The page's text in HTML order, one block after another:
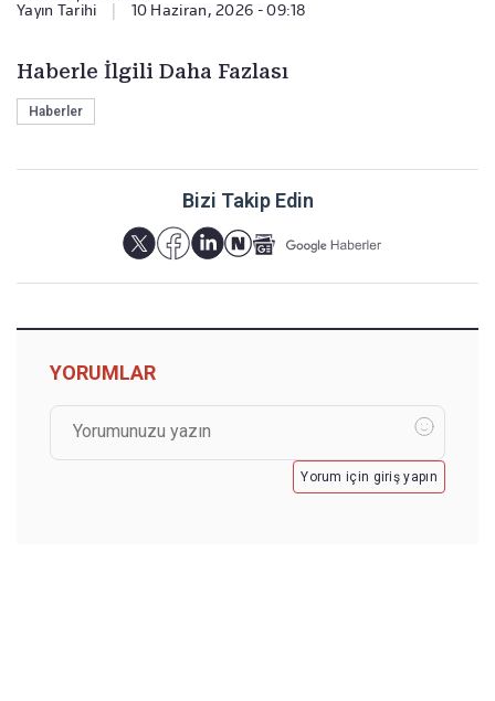
Yayın Tarihi 10 Haziran, 2026 - 09:18
Haberle İlgili Daha Fazlası
Haberler
Bizi Takip Edin
YORUMLAR
Yorum için giriş yapın